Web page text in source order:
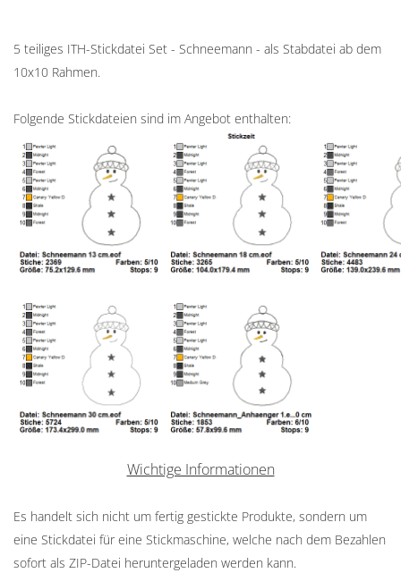
5 teiliges ITH-Stickdatei Set - Schneemann - als Stabdatei ab dem
10x10 Rahmen.
Folgende Stickdateien sind im Angebot enthalten:
Wichtige Informationen
Es handelt sich nicht um fertig gestickte Produkte, sondern um
eine Stickdatei für eine Stickmaschine, welche nach dem Bezahlen
sofort als ZIP-Datei heruntergeladen werden kann.